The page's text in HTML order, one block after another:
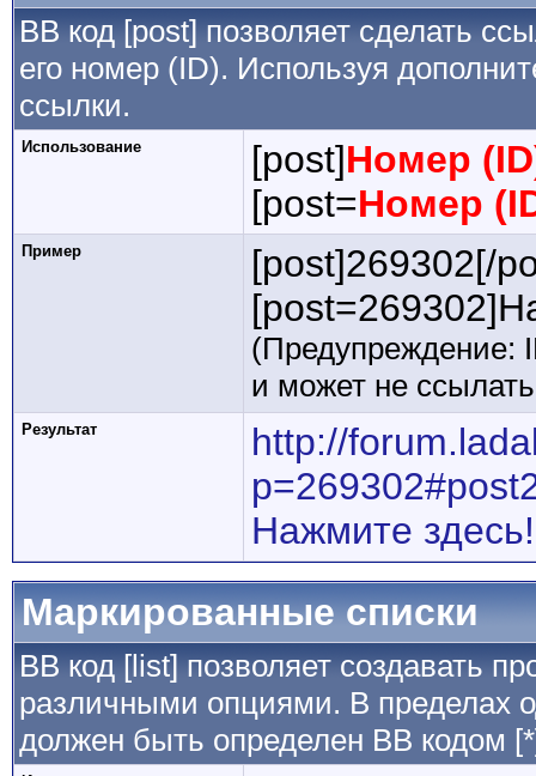
BB код [post] позволяет сделать
его номер (ID). Используя
ссылки.
Использование [post]Номер
[post=Номер
Пример
[post]269302[/
(Предупреждение:
и может не
Результат
http://
Нажмите здесь!
Маркированные списки
BB код [list] позволяет создавать
различными опциями. В пределах
должен быть определен BB кодом